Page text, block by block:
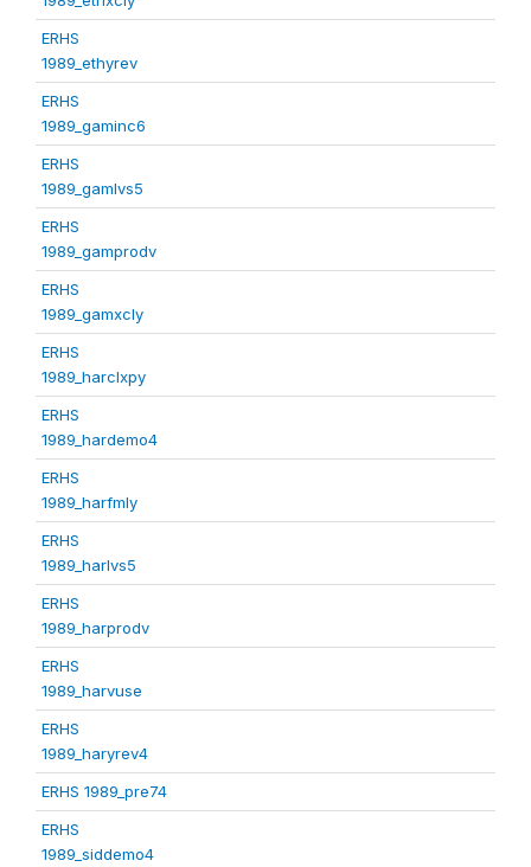
ERHS
1989_ethyrev
ERHS
1989_gaminc6
ERHS
1989_gamlvs5
ERHS
1989_gamprodv
ERHS
1989_gamxcly
ERHS
1989_harclxpy
ERHS
1989_hardemo4
ERHS
1989_harfmly
ERHS
1989_harlvs5
ERHS
1989_harprodv
ERHS
1989_harvuse
ERHS
1989_haryrev4
ERHS 1989_pre74
ERHS
1989_siddemo4